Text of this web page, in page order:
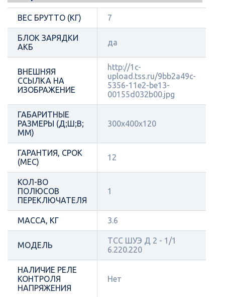
ВЕС БРУТТО (КГ) 7
БЛОК ЗАРЯДКИ
АКБ
да
ВНЕШНЯЯ
ССЫЛКА НА
ИЗОБРАЖЕНИЕ
http://1c-
upload.tss.ru/9bb2a49c-
5356-11e2-be13-
00155d032b00.jpg
ГАБАРИТНЫЕ
РАЗМЕРЫ (Д;Ш;В;
ММ)
300х400х120
ГАРАНТИЯ, СРОК
(МЕС)
12
КОЛ-ВО
ПОЛЮСОВ
ПЕРЕКЛЮЧАТЕЛЯ
1
МАССА, КГ 3.6
МОДЕЛЬ
ТСС ШУЭ Д 2 - 1/1
6.220.220
НАЛИЧИЕ РЕЛЕ
КОНТРОЛЯ
НАПРЯЖЕНИЯ
Нет